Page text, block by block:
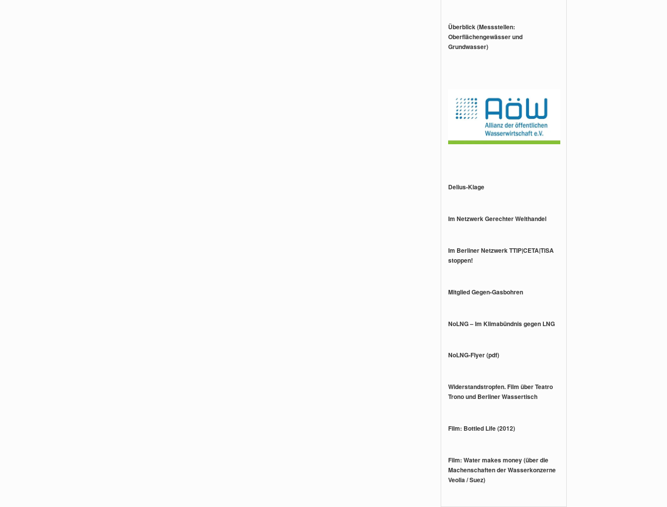
Überblick (Messstellen:
Oberflächengewässer und
Grundwasser)
Delius-Klage
Im Netzwerk Gerechter Welthandel
Im Berliner Netzwerk TTIP|CETA|TiSA
stoppen!
Mitglied Gegen-Gasbohren
NoLNG – Im Klimabündnis gegen LNG
NoLNG-Flyer (pdf)
Widerstandstropfen. Film über Teatro
Trono und Berliner Wassertisch
Film: Bottled Life (2012)
Film: Water makes money (über die
Machenschaften der Wasserkonzerne
Veolia / Suez)